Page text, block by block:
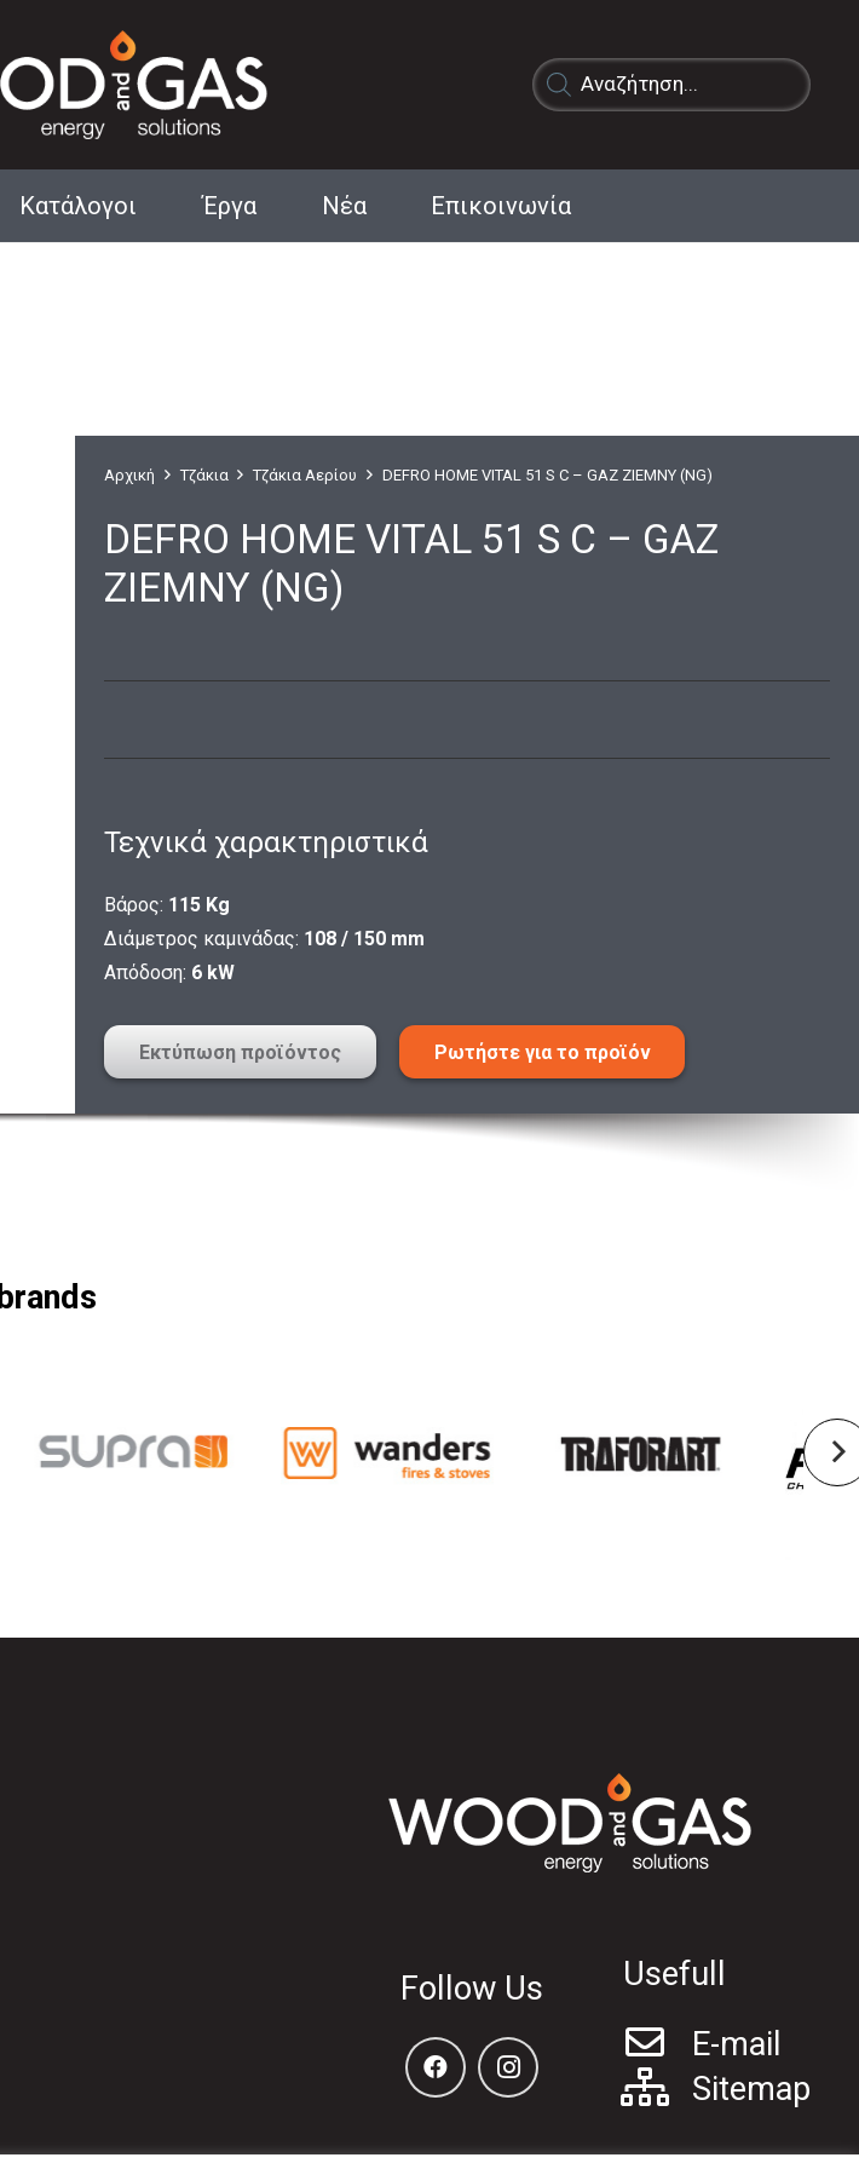
Products
search
Κατάλογοι Έργα Νέα Επικοινωνία
Αρχική Τζάκια Τζάκια Αερίου DEFRO HOME VITAL 51 S C – GAZ ZIEMNY (NG)
DEFRO HOME VITAL 51 S C – GAZ
ZIEMNY (NG)
Τεχνικά χαρακτηριστικά
Βάρος: 115 Kg
Διάμετρος καμινάδας: 108 / 150 mm
Απόδοση: 6 kW
Εκτύπωση προϊόντος Ρωτήστε για το προϊόν
brands
Follow Us
Usefull
E-mail
Sitemap